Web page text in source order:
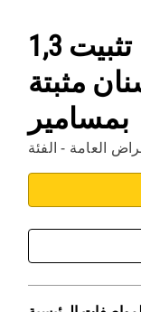
1,3 م3 (1,7 ياردة3)، تثبيت
مثبتة
بمسامير